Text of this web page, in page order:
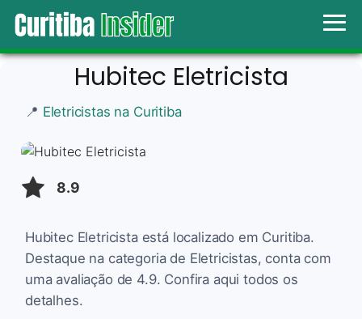
Hubitec Eletricista
📍 Eletricistas na Curitiba
8.9
Hubitec Eletricista está localizado em Curitiba.
Destaque na categoria de Eletricistas, conta com
uma avaliação de 4.9. Confira aqui todos os
detalhes.